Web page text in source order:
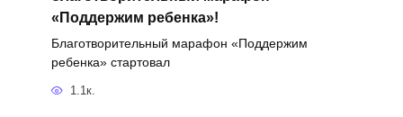
«Поддержим ребенка»!
Благотворительный марафон «Поддержим
ребенка» стартовал
1.1к.